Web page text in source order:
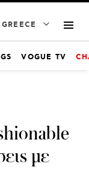
GREECE
VOGUE TV
με